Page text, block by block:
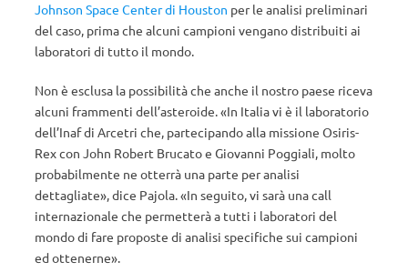
Johnson Space Center di Houston per le analisi preliminari
del caso, prima che alcuni campioni vengano distribuiti ai
laboratori di tutto il mondo.
Non è esclusa la possibilità che anche il nostro paese riceva
alcuni frammenti dell’asteroide. «In Italia vi è il laboratorio
dell’Inaf di Arcetri che, partecipando alla missione Osiris-
Rex con John Robert Brucato e Giovanni Poggiali, molto
probabilmente ne otterrà una parte per analisi
dettagliate», dice Pajola. «In seguito, vi sarà una call
internazionale che permetterà a tutti i laboratori del
mondo di fare proposte di analisi specifiche sui campioni
ed ottenerne».